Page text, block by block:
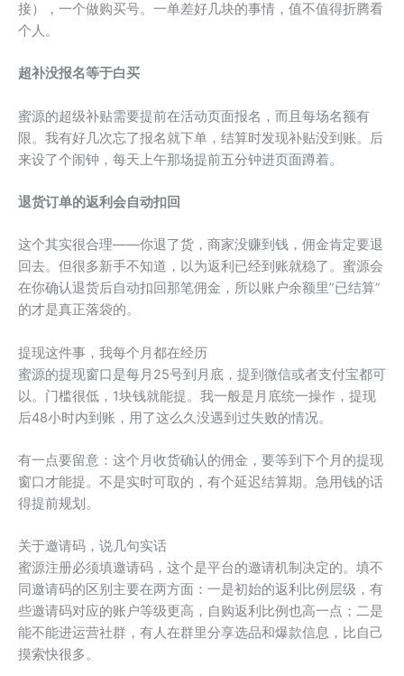
接），一个做购买号。一单差好几块的事情，值不值得折腾看
个人。
超补没报名等于白买
蜜源的超级补贴需要提前在活动页面报名，而且每场名额有
限。我有好几次忘了报名就下单，结算时发现补贴没到账。后
来设了个闹钟，每天上午那场提前五分钟进页面蹲着。
退货订单的返利会自动扣回
这个其实很合理——你退了货，商家没赚到钱，佣金肯定要退
回去。但很多新手不知道，以为返利已经到账就稳了。蜜源会
在你确认退货后自动扣回那笔佣金，所以账户余额里”已结算”
的才是真正落袋的。
提现这件事，我每个月都在经历
蜜源的提现窗口是每月25号到月底，提到微信或者支付宝都可
以。门槛很低，1块钱就能提。我一般是月底统一操作，提现
后48小时内到账，用了这么久没遇到过失败的情况。
有一点要留意：这个月收货确认的佣金，要等到下个月的提现
窗口才能提。不是实时可取的，有个延迟结算期。急用钱的话
得提前规划。
关于邀请码，说几句实话
蜜源注册必须填邀请码，这个是平台的邀请机制决定的。填不
同邀请码的区别主要在两方面：一是初始的返利比例层级，有
些邀请码对应的账户等级更高，自购返利比例也高一点；二是
能不能进运营社群，有人在群里分享选品和爆款信息，比自己
摸索快很多。